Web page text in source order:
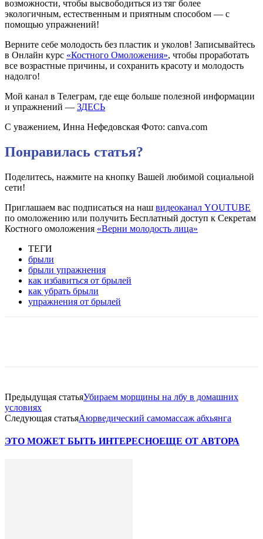
возможности, чтобы высвободиться из тяг более
экологичным, естественным и приятным способом — с
помощью упражнений!
Верните себе молодость без пластик и уколов! Записывайтесь
в Онлайн курс «Костного Омоложения», чтобы проработать
все возрастные причины, и сохранить красоту и молодость
надолго!
Мой канал в Телеграм, где еще больше полезной информации
и упражнений — ЗДЕСЬ
С уважением, Инна Нефедовская Фото: canva.com
Понравилась статья?
Поделитесь, нажмите на кнопку Вашей любимой социальной
сети!
Приглашаем вас подписаться на наш видеоканал YOUTUBE
по омоложению или получить Бесплатный доступ к Секретам
Костного омоложения «Верни молодость лица»
ТЕГИ
брыли
брыли упражнения
как избавиться от брылей
как убрать брыли
упражнения от брылей
Предыдущая статьяУбираем морщины на лбу в домашних
условиях
Следующая статьяАюрведический самомассаж абхьянга
ЭТО МОЖЕТ БЫТЬ ИНТЕРЕСНОЕЩЕ ОТ АВТОРА